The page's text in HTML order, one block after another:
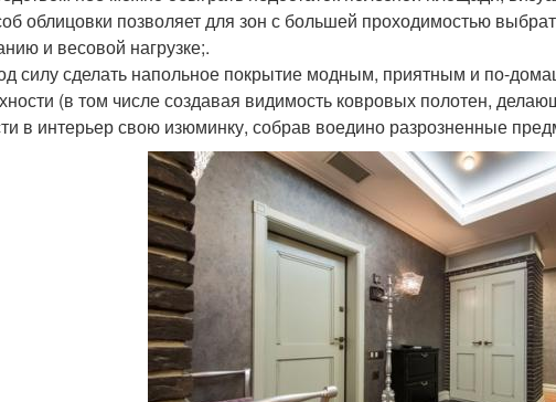
облицовки позволяет для зон с большей проходимостью
и весовой нагрузке;.
силу сделать напольное покрытие модным, приятным и по-
(в том числе создавая видимость ковровых полотен,
в интерьер свою изюминку, собрав воедино разрозненные